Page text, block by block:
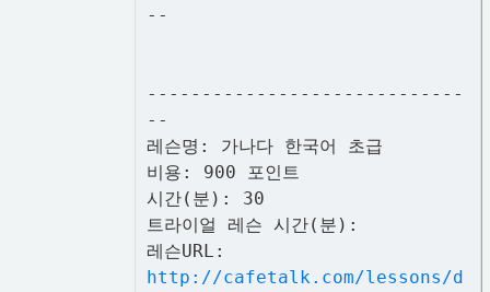
--
-----------------------------
--
레슨명: 가나다 한국어 초급
비용: 900 포인트
시간(분): 30
트라이얼 레슨 시간(분):
레슨URL:
http://cafetalk.com/lessons/d